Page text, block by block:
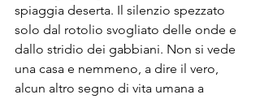
spiaggia deserta. Il silenzio spezzato
solo dal rotolio svogliato delle onde e
dallo stridio dei gabbiani. Non si vede
una casa e nemmeno, a dire il vero,
alcun altro segno di vita umana a